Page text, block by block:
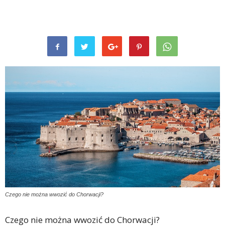
Czego nie można wwozić do Chorwacji?
Czego nie można wwozić do Chorwacji?